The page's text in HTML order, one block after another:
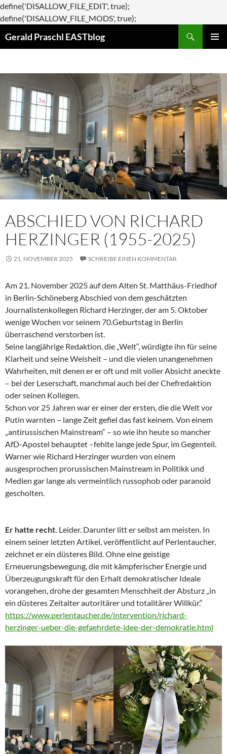
define('DISALLOW_FILE_EDIT', true);
define('DISALLOW_FILE_MODS', true);
Gerald Praschl EASTblog
ABSCHIED VON RICHARD
HERZINGER (1955-2025)
21. NOVEMBER 2025 SCHREIBE EINEN KOMMENTAR
Am 21. November 2025 auf dem Alten St. Matthäus-Friedhof
in Berlin-Schöneberg Abschied von dem geschätzten
Journalistenkollegen Richard Herzinger, der am 5. Oktober
wenige Wochen vor seinem 70.Geburtstag in Berlin
überraschend verstorben ist.
Seine langjährige Redaktion, die „Welt“, würdigte ihn für seine
Klarheit und seine Weisheit – und die vielen unangenehmen
Wahrheiten, mit denen er er oft und mit voller Absicht aneckte
– bei der Leserschaft, manchmal auch bei der Chefredaktion
oder seinen Kollegen.
Schon vor 25 Jahren war er einer der ersten, die die Welt vor
Putin warnten – lange Zeit gefiel das fast keinem. Von einem
„antirussischen Mainstream“ – so wie ihn heute so mancher
AfD-Apostel behauptet –fehlte lange jede Spur, im Gegenteil.
Warner wie Richard Herzinger wurden von einem
ausgesprochen prorussischen Mainstream in Politikk und
Medien gar lange als vermeintlich russophob oder paranoid
gescholten.
Er hatte recht. Leider. Darunter litt er selbst am meisten. In
einem seiner letzten Artikel, veröffentlicht auf Perlentaucher,
zeichnet er ein düsteres Bild. Ohne eine geistige
Erneuerungsbewegung, die mit kämpferischer Energie und
Überzeugungskraft für den Erhalt demokratischer Ideale
vorangehen, drohe der gesamten Menschheit der Absturz „in
ein düsteres Zeitalter autoritärer und totalitärer Willkür.“
https://www.perlentaucher.de/intervention/richard-
herzinger-ueber-die-gefaehrdete-idee-der-demokratie.html